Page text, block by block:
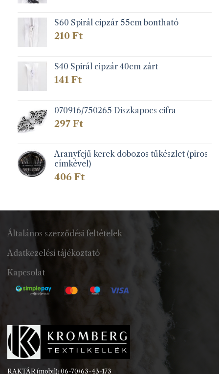
S60 Spirál cipzár 55cm bontható
210 Ft
S40 Spirál cipzár 40cm zárt
141 Ft
070916/750265 Diszkapocs cifra
297 Ft
Aranyfejű kerek dobozos tűkészlet (piros
címkével)
406 Ft
Általános szerződési feltételek
Adatkezelési tájékoztató
Kapcsolat
RAKTÁR (mobil): 06-70/63-43-173